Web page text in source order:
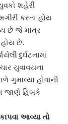
શહેરી
કરતા હોય
છે જે માત્ર
છે.
દુર્ઘટનામાં
યુવાવયના
ગુમાવ્યા હોવાની
જાણે હિબકે
આવ્યા તો